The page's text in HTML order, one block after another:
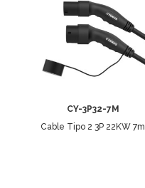
CY-3P32-7M
Cable Tipo 2 3P 22KW 7m